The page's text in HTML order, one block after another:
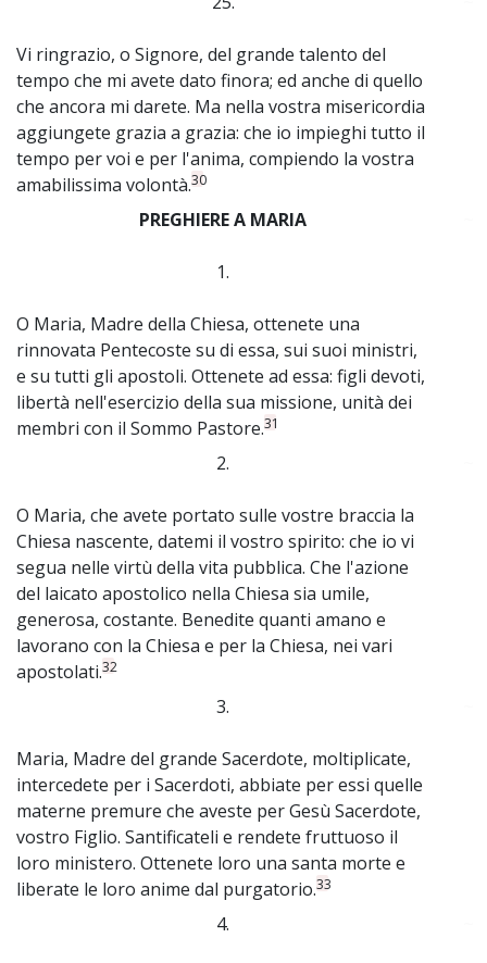
Vi ringrazio, o Signore, del grande talento del
tempo che mi avete dato finora; ed anche di quello
che ancora mi darete. Ma nella vostra misericordia
aggiungete grazia a grazia: che io impieghi tutto il
tempo per voi e per l'anima, compiendo la vostra
amabilissima volontà.30
PREGHIERE A MARIA
1.
O Maria, Madre della Chiesa, ottenete una
rinnovata Pentecoste su di essa, sui suoi ministri,
e su tutti gli apostoli. Ottenete ad essa: figli devoti,
libertà nell'esercizio della sua missione, unità dei
membri con il Sommo Pastore.31
2.
O Maria, che avete portato sulle vostre braccia la
Chiesa nascente, datemi il vostro spirito: che io vi
segua nelle virtù della vita pubblica. Che l'azione
del laicato apostolico nella Chiesa sia umile,
generosa, costante. Benedite quanti amano e
lavorano con la Chiesa e per la Chiesa, nei vari
apostolati.32
3.
Maria, Madre del grande Sacerdote, moltiplicate,
intercedete per i Sacerdoti, abbiate per essi quelle
materne premure che aveste per Gesù Sacerdote,
vostro Figlio. Santificateli e rendete fruttuoso il
loro ministero. Ottenete loro una santa morte e
liberate le loro anime dal purgatorio.33
4.